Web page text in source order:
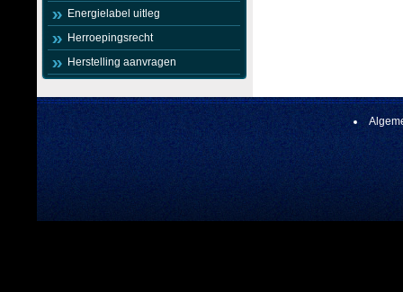
Energielabel uitleg
Herroepingsrecht
Herstelling aanvragen